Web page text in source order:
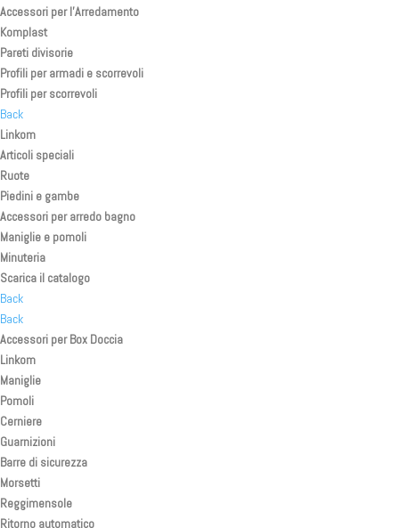
Accessori per l’Arredamento
Komplast
Pareti divisorie
Profili per armadi e scorrevoli
Profili per scorrevoli
Back
Linkom
Articoli speciali
Ruote
Piedini e gambe
Accessori per arredo bagno
Maniglie e pomoli
Minuteria
Scarica il catalogo
Back
Back
Accessori per Box Doccia
Linkom
Maniglie
Pomoli
Cerniere
Guarnizioni
Barre di sicurezza
Morsetti
Reggimensole
Ritorno automatico